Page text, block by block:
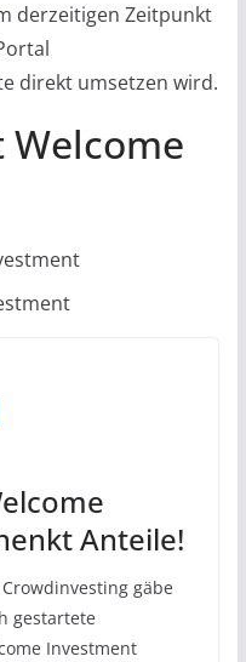
derzeitigen Zeitpunkt
direkt umsetzen wird.
Anteile!
gäbe
gestartete
Investment